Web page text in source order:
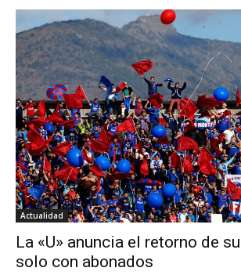
Actualidad
La «U» anuncia el retorno de
solo con abonados